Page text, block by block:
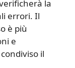
la
errori. Il
è più
e
il